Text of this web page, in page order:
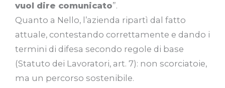
vuol dire comunicato”.
Quanto a Nello, l’azienda ripartì dal fatto
attuale, contestando correttamente e dando i
termini di difesa secondo regole di base
(Statuto dei Lavoratori, art. 7): non scorciatoie,
ma un percorso sostenibile.